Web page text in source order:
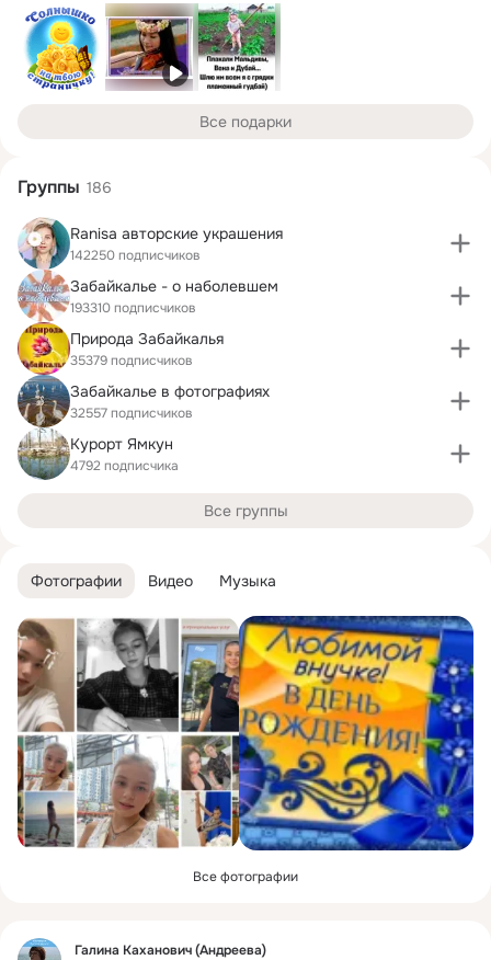
Фотографии Видео Музыка
Все фотографии
Фид
Галина Каханович (Андреева)
Все подарки
Группы 186
Ranisa авторские украшения
142250 подписчиков
Забайкалье - о наболевшем
193310 подписчиков
Природа Забайкалья
35379 подписчиков
Забайкалье в фотографиях
32557 подписчиков
Курорт Ямкун
4792 подписчика
Все группы